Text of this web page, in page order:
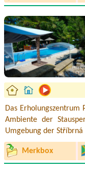
Das Erholungszentrum
Ambiente der
Umgebung der Stříbrná
Merkbox